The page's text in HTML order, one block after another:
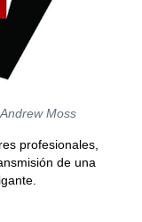
Moss
profesionales,
de una